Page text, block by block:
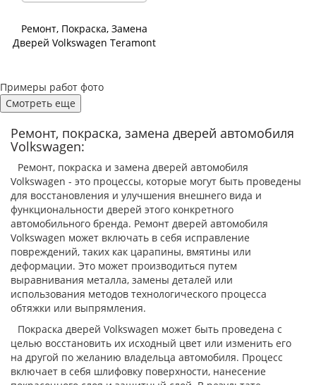
Ремонт, Покраска, Замена
Дверей Volkswagen Teramont
Примеры работ фото
Смотреть еще
Ремонт, покраска, замена дверей автомобиля
Volkswagen:
Ремонт, покраска и замена дверей автомобиля
Volkswagen - это процессы, которые могут быть проведены
для восстановления и улучшения внешнего вида и
функциональности дверей этого конкретного
автомобильного бренда. Ремонт дверей автомобиля
Volkswagen может включать в себя исправление
повреждений, таких как царапины, вмятины или
деформации. Это может производиться путем
выравнивания металла, замены деталей или
использования методов технологического процесса
обтяжки или выпрямления.
Покраска дверей Volkswagen может быть проведена с
целью восстановить их исходный цвет или изменить его
на другой по желанию владельца автомобиля. Процесс
включает в себя шлифовку поверхности, нанесение